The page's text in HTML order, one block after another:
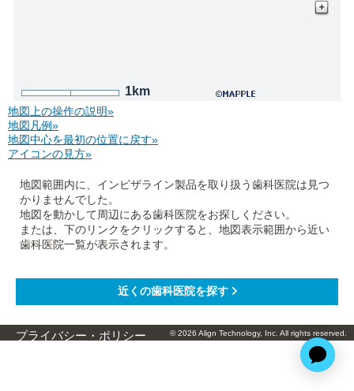
1km
地図上の操作の説明»
地図凡例»
地図中心を最初の位置に戻す»
アイコンの見方»
地図範囲内に、インビザライン製品を取り扱う歯科医院は見つ
かりませんでした。
地図を動かして周辺にある歯科医院をお探しください。
または、下のリンクをクリックすると、地図表示範囲から近い
歯科医院一覧が表示されます。
プライバシー・ポリシー © 2026 Align Technology, Inc. All rights reserved.